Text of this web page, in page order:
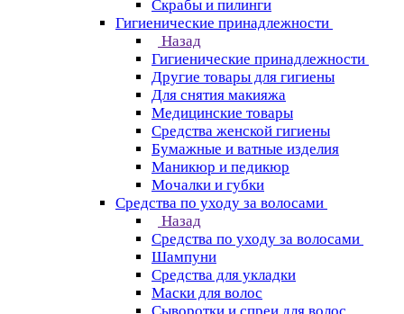
Скрабы и пилинги
Гигиенические принадлежности
Назад
Гигиенические принадлежности
Другие товары для гигиены
Для снятия макияжа
Медицинские товары
Средства женской гигиены
Бумажные и ватные изделия
Маникюр и педикюр
Мочалки и губки
Средства по уходу за волосами
Назад
Средства по уходу за волосами
Шампуни
Средства для укладки
Маски для волос